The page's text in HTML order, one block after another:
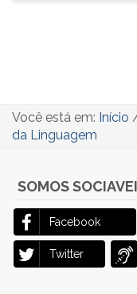
Você está em: Início
da Linguagem
SOMOS
Facebook
Twitter